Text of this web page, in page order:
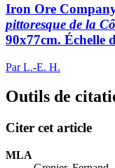
Iron Ore
pittoresque de la
90x77cm. Échelle
Par L.-E. H.
Outils de
Citer cet article
MLA